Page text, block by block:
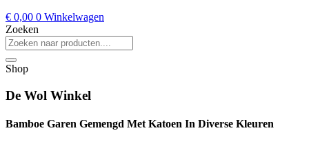
€ 0,00 0 Winkelwagen
Zoeken
Shop
De Wol Winkel
Bamboe Garen Gemengd Met Katoen In Diverse Kleuren